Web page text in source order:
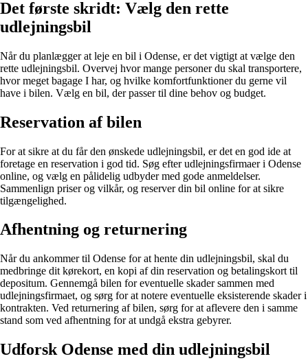
Det første skridt: Vælg den rette
udlejningsbil
Når du planlægger at leje en bil i Odense, er det vigtigt at vælge den
rette udlejningsbil. Overvej hvor mange personer du skal transportere,
hvor meget bagage I har, og hvilke komfortfunktioner du gerne vil
have i bilen. Vælg en bil, der passer til dine behov og budget.
Reservation af bilen
For at sikre at du får den ønskede udlejningsbil, er det en god ide at
foretage en reservation i god tid. Søg efter udlejningsfirmaer i Odense
online, og vælg en pålidelig udbyder med gode anmeldelser.
Sammenlign priser og vilkår, og reserver din bil online for at sikre
tilgængelighed.
Afhentning og returnering
Når du ankommer til Odense for at hente din udlejningsbil, skal du
medbringe dit kørekort, en kopi af din reservation og betalingskort til
depositum. Gennemgå bilen for eventuelle skader sammen med
udlejningsfirmaet, og sørg for at notere eventuelle eksisterende skader i
kontrakten. Ved returnering af bilen, sørg for at aflevere den i samme
stand som ved afhentning for at undgå ekstra gebyrer.
Udforsk Odense med din udlejningsbil